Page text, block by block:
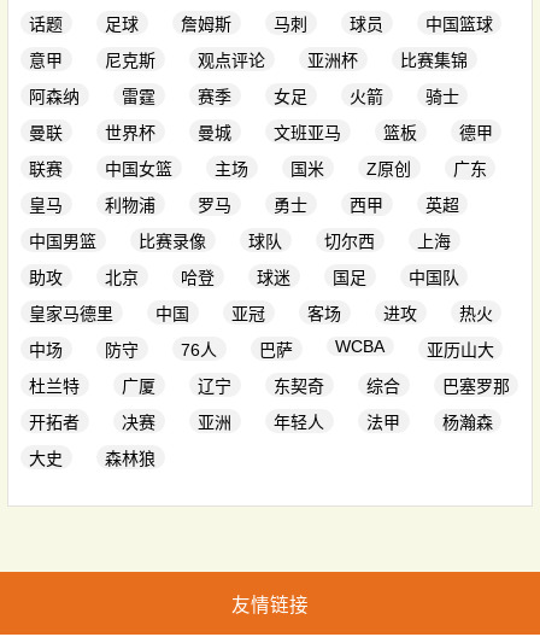
话题
足球 詹姆斯 马刺 球员
中国篮球
意甲
尼克斯 观点评论 亚洲杯
比赛集锦
阿森纳
雷霆 赛季 女足 火箭
骑士
曼联
世界杯 曼城 文班亚马 篮板
德甲
联赛
中国女篮 主场 国米 Z原创
广东
皇马
利物浦 罗马 勇士 西甲
英超
中国男篮
比赛录像 球队 切尔西
上海
助攻
北京 哈登 球迷 国足
中国队
皇家马德里
中国 亚冠 客场 进攻
热火
中场
防守 76人 巴萨 WCBA
亚历山大
杜兰特
广厦 辽宁 东契奇 综合
巴塞罗那
开拓者
决赛 亚洲 年轻人 法甲
杨瀚森
大史
森林狼
友情链接